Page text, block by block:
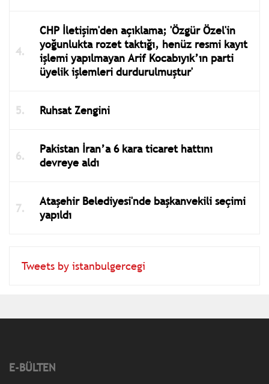
CHP İletişim'den açıklama; 'Özgür Özel'in
yoğunlukta rozet taktığı, henüz resmi kayıt
işlemi yapılmayan Arif Kocabıyık’ın parti
üyelik işlemleri durdurulmuştur'
Ruhsat Zengini
Pakistan İran’a 6 kara ticaret hattını
devreye aldı
Ataşehir Belediyesi'nde başkanvekili seçimi
yapıldı
Tweets by istanbulgercegi
E-BÜLTEN